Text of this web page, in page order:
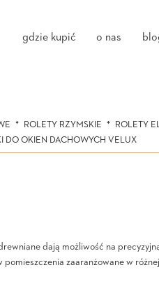
gdzie kupić o nas
ROLETY RZYMSKIE
ROLETY
DO OKIEN DACHOWYCH VELUX
dają możliwość na
zaaranżowane w